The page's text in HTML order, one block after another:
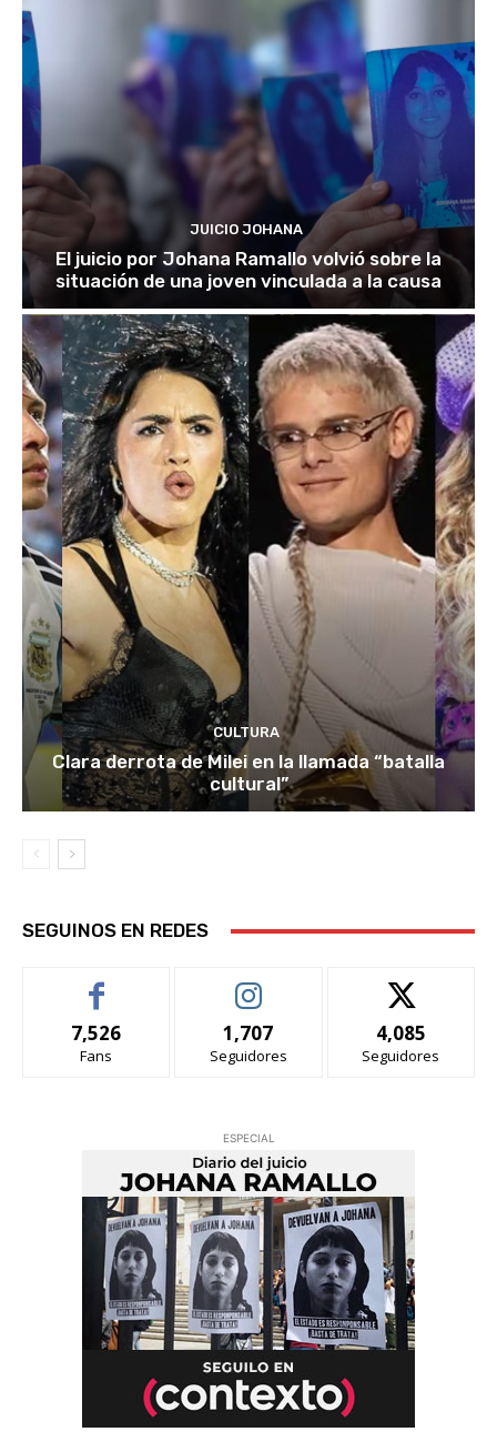
JUICIO JOHANA
El juicio por Johana Ramallo volvió sobre la
situación de una joven vinculada a la causa
CULTURA
Clara derrota de Milei en la llamada “batalla
cultural”
SEGUINOS EN REDES
7,526
Fans
1,707
Seguidores
4,085
Seguidores
ESPECIAL